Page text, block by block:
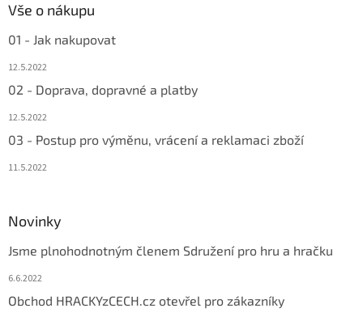
Vše o nákupu
01 - Jak nakupovat
12.5.2022
02 - Doprava, dopravné a platby
12.5.2022
03 - Postup pro výměnu, vrácení a reklamaci zboží
11.5.2022
Novinky
Jsme plnohodnotným členem Sdružení pro hru a hračku
6.6.2022
Obchod HRACKYzCECH.cz otevřel pro zákazníky